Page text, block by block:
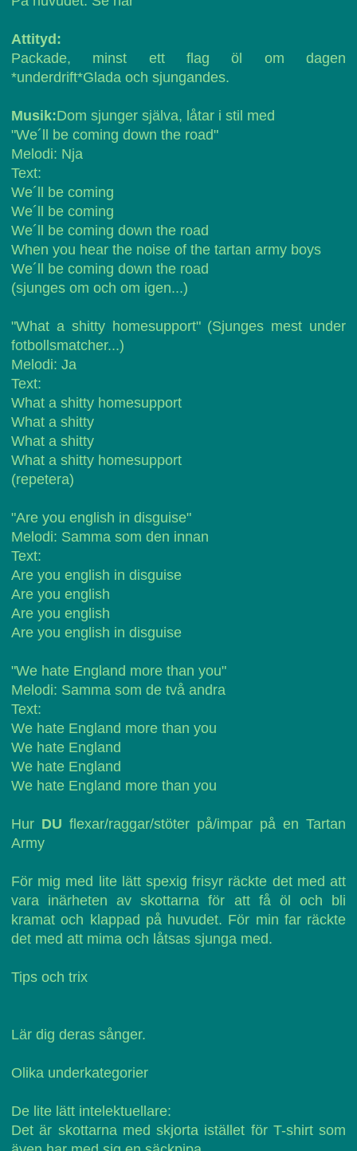
Attityd:
Packade, minst ett flag öl om dagen
*underdrift*Glada och sjungandes.
Musik:Dom sjunger själva, låtar i stil med
"We´ll be coming down the road"
Melodi: Nja
Text:
We´ll be coming
We´ll be coming
We´ll be coming down the road
When you hear the noise of the tartan army boys
We´ll be coming down the road
(sjunges om och om igen...)
"What a shitty homesupport" (Sjunges mest under
fotbollsmatcher...)
Melodi: Ja
Text:
What a shitty homesupport
What a shitty
What a shitty
What a shitty homesupport
(repetera)
"Are you english in disguise"
Melodi: Samma som den innan
Text:
Are you english in disguise
Are you english
Are you english
Are you english in disguise
"We hate England more than you"
Melodi: Samma som de två andra
Text:
We hate England more than you
We hate England
We hate England
We hate England more than you
Hur DU flexar/raggar/stöter på/impar på en Tartan
Army
För mig med lite lätt spexig frisyr räckte det med att
vara inärheten av skottarna för att få öl och bli
kramat och klappad på huvudet. För min far räckte
det med att mima och låtsas sjunga med.
Tips och trix
Lär dig deras sånger.
Olika underkategorier
De lite lätt intelektuellare:
Det är skottarna med skjorta istället för T-shirt som